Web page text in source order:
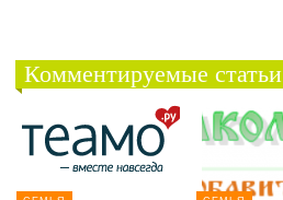
Комментируемые статьи